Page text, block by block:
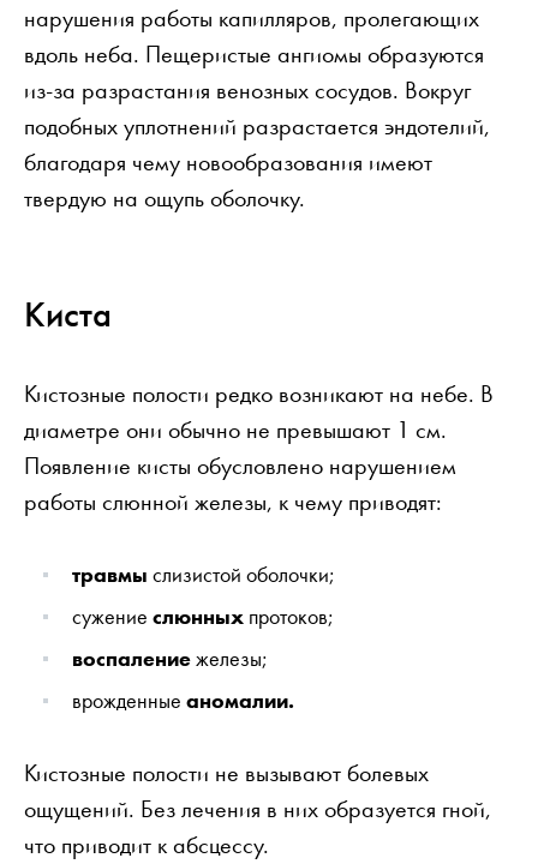
нарушения работы капилляров, пролегающих
вдоль неба. Пещеристые ангиомы образуются
из-за разрастания венозных сосудов. Вокруг
подобных уплотнений разрастается эндотелий,
благодаря чему новообразования имеют
твердую на ощупь оболочку.
Киста
Кистозные полости редко возникают на небе. В
диаметре они обычно не превышают 1 см.
Появление кисты обусловлено нарушением
работы слюнной железы, к чему приводят:
травмы слизистой оболочки;
сужение слюнных протоков;
воспалениежелезы;
врожденные аномалии.
Кистозные полости не вызывают болевых
ощущений. Без лечения в них образуется гной,
что приводит к абсцессу.